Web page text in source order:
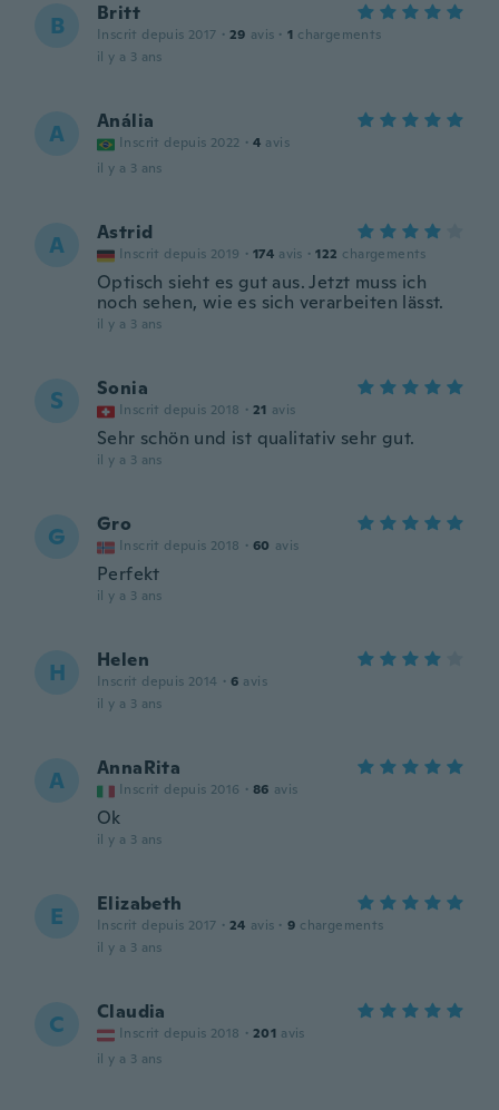
B Britt
Inscrit depuis 2017 · 29 avis · 1 chargements
il y a 3 ans
A Anália
Inscrit depuis 2022 · 4 avis
il y a 3 ans
A Astrid
Inscrit depuis 2019 · 174 avis · 122 chargements
Optisch sieht es gut aus. Jetzt muss ich
noch sehen, wie es sich verarbeiten lässt.
il y a 3 ans
S Sonia
Inscrit depuis 2018 · 21 avis
Sehr schön und ist qualitativ sehr gut.
il y a 3 ans
G Gro
Inscrit depuis 2018 · 60 avis
Perfekt
il y a 3 ans
H Helen
Inscrit depuis 2014 · 6 avis
il y a 3 ans
A AnnaRita
Inscrit depuis 2016 · 86 avis
Ok
il y a 3 ans
E Elizabeth
Inscrit depuis 2017 · 24 avis · 9 chargements
il y a 3 ans
C Claudia
Inscrit depuis 2018 · 201 avis
il y a 3 ans